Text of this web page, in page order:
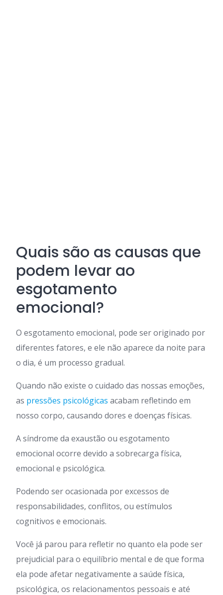
Quais são as causas que
podem levar ao
esgotamento
emocional?
O esgotamento emocional, pode ser originado por
diferentes fatores, e ele não aparece da noite para
o dia, é um processo gradual.
Quando não existe o cuidado das nossas emoções,
as pressões psicológicas acabam refletindo em
nosso corpo, causando dores e doenças físicas.
A síndrome da exaustão ou esgotamento
emocional ocorre devido a sobrecarga física,
emocional e psicológica.
Podendo ser ocasionada por excessos de
responsabilidades, conflitos, ou estímulos
cognitivos e emocionais.
Você já parou para refletir no quanto ela pode ser
prejudicial para o equilíbrio mental e de que forma
ela pode afetar negativamente a saúde física,
psicológica, os relacionamentos pessoais e até